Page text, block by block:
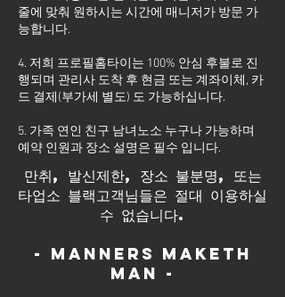
줄에 맞춰 원하시는 시간에 매니저가 방문 가
능합니다.
4. 저희 프로필홈타이는 100% 안심 후불로 진
행되며 관리사 도착 후 현금 또는 계좌이체, 카
드 결제(부가세 별도) 도 가능하십니다.
5. 가족 연인 친구 남녀노소 누구나 가능하며
예약 인원과 장소 설명은 필수 입니다.
만취, 발신제한, 장소 불분명, 또는
타업소 블랙고객님들은 절대 이용하실
수 없습니다.
- Manners maketh
man -